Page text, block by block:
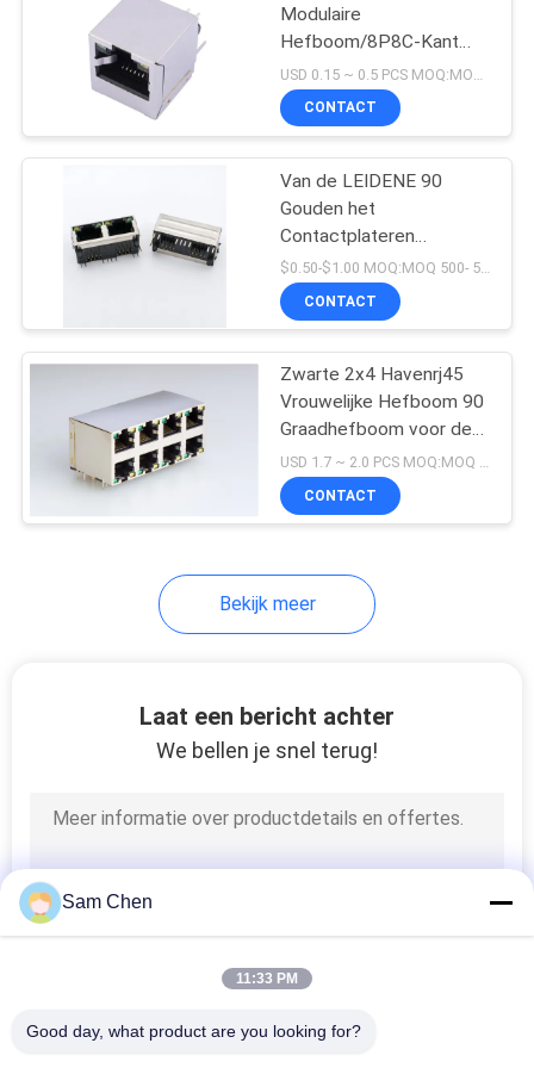
POE Rj45 Hefboom
10
De Schakelaar van
RJ45 USB
De Vrouwelijke
rj45 vrouwelijke
schakelaar
Modulaire
Hefboom/8P8C-Kant
ingaat Verticale RJ45-
Schakelaar
CONTACT
Van de LEIDENE 90
Gouden het
Contactplateren
Graad1x2 Havens
Beschermd RJ45
Ethernet Schakelaar
$0.50-$1.00 MOQ:MOQ 500- 5kpcs
CONTACT
Zwarte 2x4 Havenrj45
Vrouwelijke Hefboom 90
Graadhefboom voor de
Doos van de
Computertelevisie
USD 1.7 ~ 2.0 PCS MOQ:MOQ 500- 5kpcs
CONTACT
Bekijk meer
Laat een bericht achter
We bellen je snel terug!
Sam Chen
11:33 PM
Good day, what product are you looking for?